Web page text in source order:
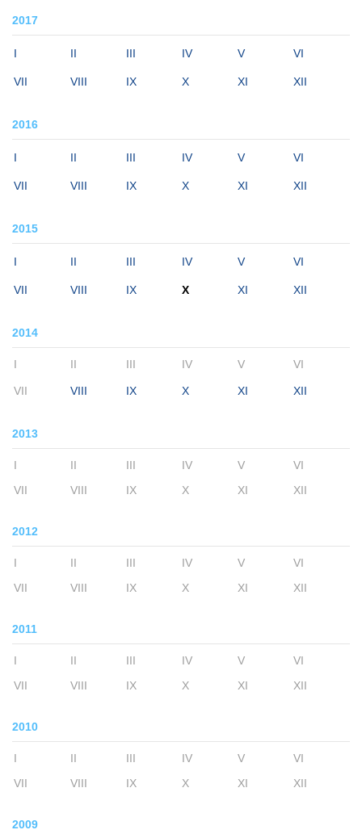
2017
I II III IV V VI
VII VIII IX X XI XII
2016
I II III IV V VI
VII VIII IX X XI XII
2015
I II III IV V VI
VII VIII IX X XI XII
2014
I II III IV V VI
VII VIII IX X XI XII
2013
I II III IV V
VI
VII
VIII IX X XI XII
2012
I II III IV V
VI
VII
VIII IX X XI XII
2011
I II III IV V
VI
VII
VIII IX X XI XII
2010
I II III IV V
VI
VII
VIII IX X XI XII
2009